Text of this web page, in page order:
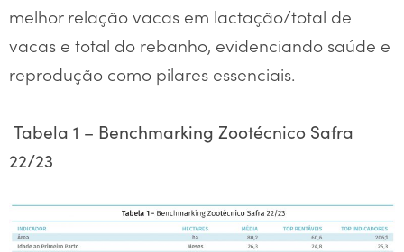
melhor relação vacas em lactação/total de
vacas e total do rebanho, evidenciando saúde e
reprodução como pilares essenciais.
Tabela 1 – Benchmarking Zootécnico Safra
22/23